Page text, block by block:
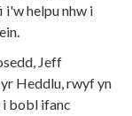
helpu nhw i
Jeff
Heddlu, rwyf yn
i bobl ifanc